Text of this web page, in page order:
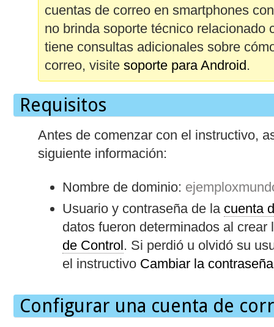
cuentas de correo en smartphones
no brinda soporte técnico relacionado
tiene consultas adicionales sobre
correo, visite soporte para Android.
Requisitos
Antes de comenzar con el instructivo,
siguiente información:
Nombre de dominio:
Usuario y contraseña de la cuenta
datos fueron determinados al
de Control. Si perdió u olvidó su
el instructivo Cambiar la
Configurar una cuenta de